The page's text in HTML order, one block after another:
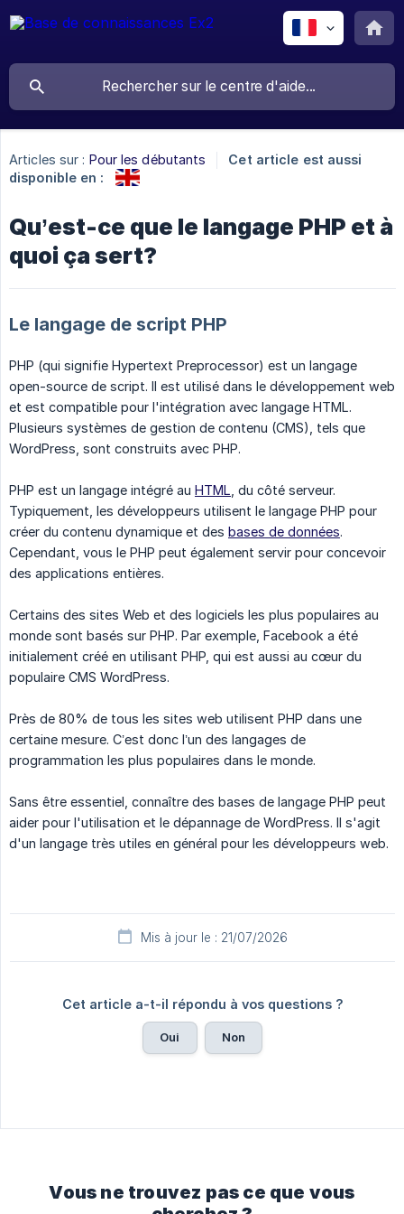
Articles sur : Pour les débutants
Cet article est aussi
disponible en :
Qu’est-ce que le langage PHP et à
quoi ça sert?
Le langage de script PHP
PHP (qui signifie Hypertext Preprocessor) est un langage
open-source de script. Il est utilisé dans le développement web
et est compatible pour l'intégration avec langage HTML.
Plusieurs systèmes de gestion de contenu (CMS), tels que
WordPress, sont construits avec PHP.
PHP est un langage intégré au HTML , du côté serveur.
Typiquement, les développeurs utilisent le langage PHP pour
créer du contenu dynamique et des bases de données.
Cependant, vous le PHP peut également servir pour concevoir
des applications entières.
Certains des sites Web et des logiciels les plus populaires au
monde sont basés sur PHP. Par exemple, Facebook a été
initialement créé en utilisant PHP, qui est aussi au cœur du
populaire CMS WordPress.
Près de 80% de tous les sites web utilisent PHP dans une
certaine mesure. C’est donc l’un des langages de
programmation les plus populaires dans le monde.
Sans être essentiel, connaître des bases de langage PHP peut
aider pour l'utilisation et le dépannage de WordPress. Il s'agit
d'un langage très utiles en général pour les développeurs web.
Mis à jour le : 21/07/2026
Cet article a-t-il répondu à vos questions ?
Oui Non
Vous ne trouvez pas ce que vous